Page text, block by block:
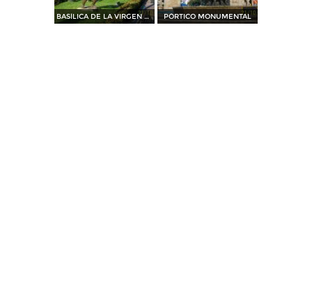
BASÍLICA DE LA VIRGEN DE ZAPOPAN PÓRTICO MONUMENTAL